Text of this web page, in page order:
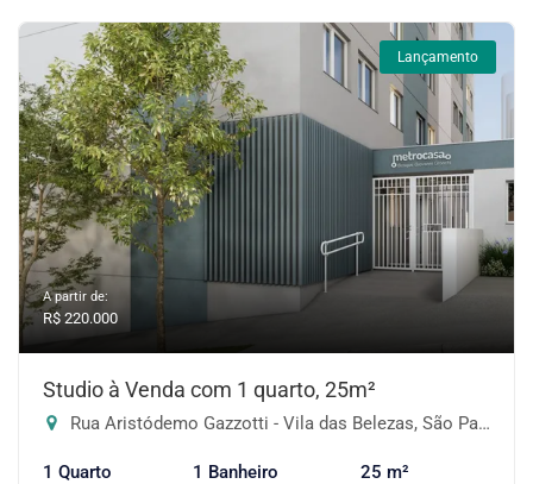
Lançamento
A partir de:
R$ 220.000
Studio à Venda com 1 quarto, 25m²
Rua Aristódemo Gazzotti - Vila das Belezas, São Paulo-SP
1 Quarto 1 Banheiro 25 m²